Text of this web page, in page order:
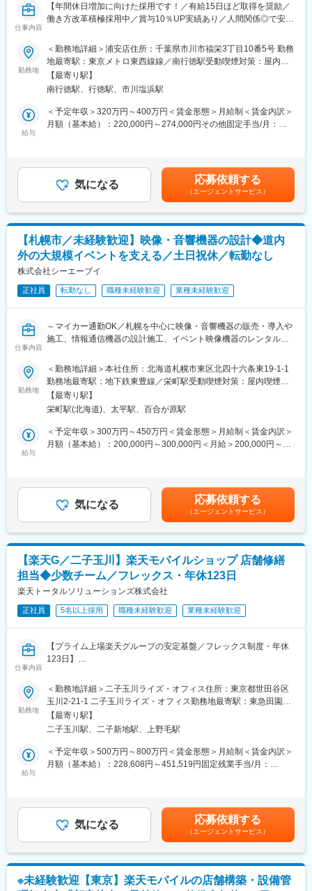
ることが可能なため、短納期での施工が叶います
（1）セキチュー流山おおたかの森店
L１階が店舗で2階が自動車学校という特徴的な店舗です
・セキチュー上尾店
L店舗内にマミーマート様の出店を誘致し、マミーマート様の施工
■住宅手当
先輩社員に同行し業務を覚えていただき、約半年程度で独り立ち
をしていただければと思っております。
■教育制度
当社の大きな特徴の1つとして、専門的できめ細かい教育支援制度
があります。階層別プログラムとしては、入社1年目から3年目の
3年間、年に3回のセミナーを行い、一人ひとりの個性を尊重しな
がら当社の社員として必要な基礎知識、理論、計数などのスキル
アップとともに、連帯感、責任感、人間性の向上を図ります。ま
た、各キャリアステップに研修が用意しています。さらに専門知
変更の範囲：会社の定める業務
仕事内容
【年間休日増加に向けた採用です！／有給15日ほど取得を奨励／
働き方改革積極採用中／賞与10％UP実績あり／人間関係◎で安心
■業務内容：
・乗用車・トラック・バス等のガラス販売・施工を行う当社にて
自動車用ガラスの交換・修理をお任せします。
■具体的には：
・一般顧客、ディーラー、修理工場などのお客様から依頼を受
け、破損、キズなどによるガラス交換補修・修理作業を担当いた
だきます。
部都内もあり）
・1日の担当件数としては5～6件程度、基本的には2人1組で先輩
と業務を行います。
■入社後／キャリアアップ：
・まずは先輩社員のもとで業務を少しずつ覚えていただきます。
まずは簡単な業務からお任せしますので、ご安心ください。独り
立ちまでは1年程度を想定しております。
次第では「店長代行」「店長」などキャリアアップすることもで
きます。
■組織構成：
・各店舗には社員が数名（年齢層20～50代）が在籍しておりま
ど未経験で入社された方もおりますので、未経験の方でもご安心
ください。
■本求人の魅力／特徴：
・自動車ガラスの施工技術者というのは、あまり馴染みのない仕
事かもしれませんが、実は車のプロである整備士やディーラーで
せん。その為、この仕事を通じて一生モノのスキルを身に付ける
ことができます。
【ワークライフバランス◎】
・月の残業は平均5時間程度と少ない為、仕事とプライベートを両
立することができます。ご自身やご家族との時間を大切にしたい
方にピッタリな職場です。
【頑張りが給与に反映】
・業務に必要な資格を取得すると手当が支給されます。その為、
自身の頑張り次第で年収をアップさせることも可能です。資格取
得時の費用は全額会社負担の為、ご安心ください。
勤務地
＜勤務地詳細＞浦安店住所：千葉県市川市福栄3丁目10番5号 勤務
地最寄駅：東京メトロ東西線線／南行徳駅受動喫煙対策：屋内全
面禁煙変更の範囲：会社の定める事業所
【最寄り駅】
南行徳駅、行徳駅、市川塩浜駅
給与
＜予定年収＞320万円～400万円＜賃金形態＞月給制＜賃金内訳＞
月額（基本給）：220,000円～274,000円その他固定手当/月：
安の金額であり、選考を通じて上下する可能性があります。月給
(月額)は固定手当を含めた表記です。
気になる 応募依頼する
（エージェントサービス）
【札幌市／未経験歓迎】映像・音響機器の設計◆道内
外の大規模イベントを支える／土日祝休／転勤なし
株式会社シーエーブイ
正社員 転勤なし 職種未経験歓迎 業種未経験歓迎
仕事内容
～マイカー通勤OK／札幌を中心に映像・音響機器の販売・導入や
施工、情報通信機器の設計施工、イベント映像機器のレンタル事
■仕事内容：
主に大学などの教育機関や官公庁に、プロジェクターなど様々な
メーカーの製品を組み合わせた独自のAVシステムの販売導入・施
工・アフターフォロー事業を展開する当社にて、電気通信の設計
業務をお任せします。
■業務内容：
・お客様へAVシステム（映像・音響機器）を導入する際の電気通
信の設計
※映像設備（プロジェクター・ディスプレイなど）や監視カメラな
未経験から映像音響設備の専門家として成長できる環境です。入
社後は先輩社員のOJTにより 実務を通じて知識やスキルを習得で
きます。
◎当社では資格取得支援制度をご用意しています。業務に関連す
る資格を取得することで、専門性を高めることができます。
的に評価します。
◎オンライン会議などの普及に伴い、学校や官公庁・企業様でも
した財務基盤があります。
◎技術者として多くの現場に携わることで、常に新しい発見と成
長の機会を提供し、社員一人ひとりがプロフェッショナルとして
活躍できる環境を整えています。
■当社について：
当社は映像・音響・IT技術を駆使し、コミュニケーションをデザ
当社が加盟する日本映像機材レンタル協会（JVRA）各社との連携
により、道内外の大規模なイベントにも対応しています。独自の
強みを生かし、地元企業では難しい高度なプロジェクトにも柔軟
に対応可能です。
変更の範囲：会社の定める業務
勤務地
＜勤務地詳細＞本社住所：北海道札幌市東区北四十六条東19-1-1
勤務地最寄駅：地下鉄東豊線／栄町駅受動喫煙対策：屋内喫煙可
能場所あり変更の範囲：会社の定める事業所
【最寄り駅】
栄町駅(北海道)、太平駅、百合が原駅
給与
＜予定年収＞300万円～450万円＜賃金形態＞月給制＜賃金内訳＞
月額（基本給）：200,000円～300,000円＜月給＞200,000円～
気になる 応募依頼する
（エージェントサービス）
【楽天G／二子玉川】楽天モバイルショップ 店舗修繕
担当◆少数チーム／フレックス・年休123日
楽天トータルソリューションズ株式会社
正社員 5名以上採用 職種未経験歓迎 業種未経験歓迎
仕事内容
【プライム上場楽天グループの安定基盤／フレックス制度・年休
123日】
■業務内容：
・店舗修繕の受付・手配： 各ショップからの修繕依頼を受け付
け、協力会社（施工業者など）への手配や進捗管理
・修繕費用の管理： 修繕費用の見積もり確認、請求書処理などの
事務業務
・店舗設備の定期点検サポート： 協力会社による定期点検の立ち
会いや、報告書の確認業務
・社内外との連携・調整： 協力会社や社内関連部署との会議準
備、情報共有、連携を円滑に進めるための業務
ムです。少人数だからこそ、一人ひとりの顔が見える温かい雰囲
気で、困ったことがあればすぐに相談できる環境です。
勤務地
＜勤務地詳細＞二子玉川ライズ・オフィス住所：東京都世田谷区
玉川2-21-1 二子玉川ライズ・オフィス勤務地最寄駅：東急田園都
市、東急大井町線／二子玉川駅受動喫煙対策：屋内喫煙可能場所
あり変更の範囲：会社の定める事業所（リモートワーク含む）
【最寄り駅】
二子玉川駅、二子新地駅、上野毛駅
給与
＜予定年収＞500万円～800万円＜賃金形態＞月給制＜賃金内訳＞
月額（基本給）：228,608円～451,519円固定残業手当/月：
想定年収は目安であり、ご経験・スキルに応じて上下する可能性
があります。■昇給…年2回 (1月・7月)■賞与…年2回 (6月・12月)
賃金はあくまでも目安の金額であり、選考を通じて上下する可能
性があります。月給(月額)は固定手当を含めた表記です。
気になる 応募依頼する
（エージェントサービス）
※未経験歓迎【東京】楽天モバイルの店舗構築・設備管